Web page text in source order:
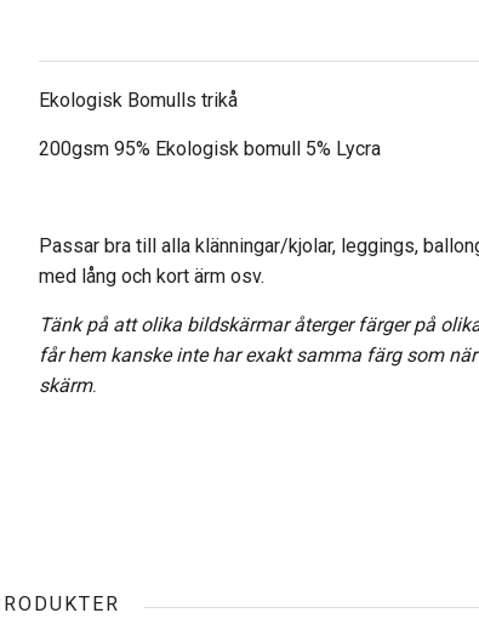
Ekologisk Bomulls trikå
200gsm 95% Ekologisk bomull 5% Lycra
Passar bra till alla klänningar/kjolar, leggings,
med lång och kort ärm osv.
Tänk på att olika bildskärmar återger färger på
får hem kanske inte har exakt samma färg som
skärm.